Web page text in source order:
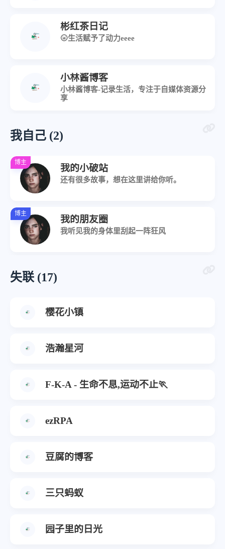
彬红茶日记
🌝生活赋予了动力eeee
小林酱博客
小林酱博客-记录生活，专注于自媒体资源分
享
我自己 (2)
博主
我的小破站
还有很多故事，想在这里讲给你听。
博主
我的朋友圈
我听见我的身体里刮起一阵狂风
失联 (17)
樱花小镇
浩瀚星河
F-K-A - 生命不息,运动不止🏃‍
ezRPA
豆腐的博客
三只蚂蚁
园子里的日光